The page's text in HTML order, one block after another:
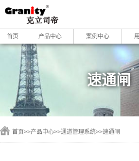
首页 产品中心 案例中心
速通闸
首页>>产品中心>>通道管理系统>>速通闸